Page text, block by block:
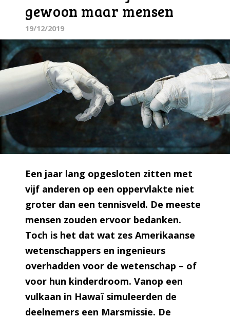
gewoon maar mensen
19/12/2019
Een jaar lang opgesloten zitten met
vijf anderen op een oppervlakte niet
groter dan een tennisveld. De meeste
mensen zouden ervoor bedanken.
Toch is het dat wat zes Amerikaanse
wetenschappers en ingenieurs
overhadden voor de wetenschap – of
voor hun kinderdroom. Vanop een
vulkaan in Hawaï simuleerden de
deelnemers een Marsmissie. De